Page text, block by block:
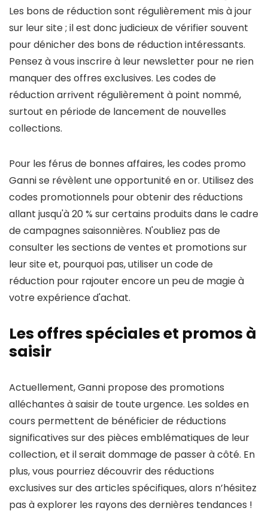
Les bons de réduction sont régulièrement mis à jour
sur leur site ; il est donc judicieux de vérifier souvent
pour dénicher des bons de réduction intéressants.
Pensez à vous inscrire à leur newsletter pour ne rien
manquer des offres exclusives. Les codes de
réduction arrivent régulièrement à point nommé,
surtout en période de lancement de nouvelles
collections.
Pour les férus de bonnes affaires, les codes promo
Ganni se révèlent une opportunité en or. Utilisez des
codes promotionnels pour obtenir des réductions
allant jusqu'à 20 % sur certains produits dans le cadre
de campagnes saisonnières. N'oubliez pas de
consulter les sections de ventes et promotions sur
leur site et, pourquoi pas, utiliser un code de
réduction pour rajouter encore un peu de magie à
votre expérience d'achat.
Les offres spéciales et promos à
saisir
Actuellement, Ganni propose des promotions
alléchantes à saisir de toute urgence. Les soldes en
cours permettent de bénéficier de réductions
significatives sur des pièces emblématiques de leur
collection, et il serait dommage de passer à côté. En
plus, vous pourriez découvrir des réductions
exclusives sur des articles spécifiques, alors n’hésitez
pas à explorer les rayons des dernières tendances !